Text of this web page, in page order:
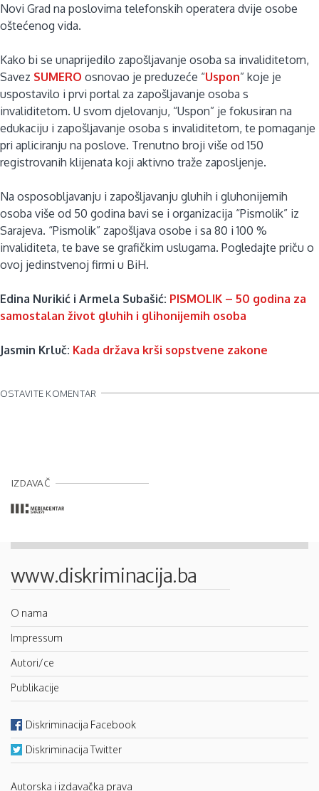
Novi Grad na poslovima telefonskih operatera dvije osobe
oštećenog vida.
Kako bi se unaprijedilo zapošljavanje osoba sa invaliditetom,
Savez SUMERO osnovao je preduzeće “Uspon” koje je
uspostavilo i prvi portal za zapošljavanje osoba s
invaliditetom. U svom djelovanju, “Uspon” je fokusiran na
edukaciju i zapošljavanje osoba s invaliditetom, te pomaganje
pri apliciranju na poslove. Trenutno broji više od 150
registrovanih klijenata koji aktivno traže zaposljenje.
Na osposobljavanju i zapošljavanju gluhih i gluhonijemih
osoba više od 50 godina bavi se i organizacija “Pismolik” iz
Sarajeva. “Pismolik” zapošljava osobe i sa 80 i 100 %
invaliditeta, te bave se grafičkim uslugama. Pogledajte priču o
ovoj jedinstvenoj firmi u BiH.
Edina Nurikić i Armela Subašić: PISMOLIK – 50 godina za
samostalan život gluhih i glihonijemih osoba
Jasmin Krluč: Kada država krši sopstvene zakone
OSTAVITE KOMENTAR
IZDAVAČ
www.diskriminacija.ba
O nama
Impressum
Autori/ce
Publikacije
Diskriminacija Facebook
Diskriminacija Twitter
Autorska i izdavačka prava